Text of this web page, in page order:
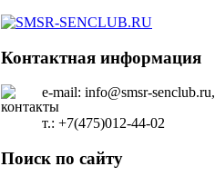
Контактная информация
e-mail: info@smsr-senclub.ru,
т.: +7(475)012-44-02
Поиск по сайту